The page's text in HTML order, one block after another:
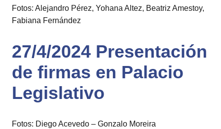
Fotos: Alejandro Pérez, Yohana Altez, Beatriz Amestoy,
Fabiana Fernández
27/4/2024 Presentación
de firmas en Palacio
Legislativo
Fotos: Diego Acevedo – Gonzalo Moreira